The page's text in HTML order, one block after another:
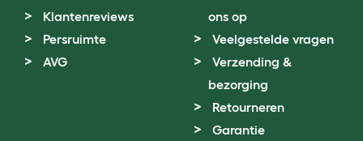
Klantenreviews
Persruimte
AVG
ons op
Veelgestelde vragen
Verzending &
bezorging
Retourneren
Garantie